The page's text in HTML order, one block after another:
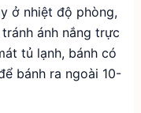
ở nhiệt độ phòng,
ánh nắng trực
tủ lạnh, bánh có
bánh ra ngoài 10-